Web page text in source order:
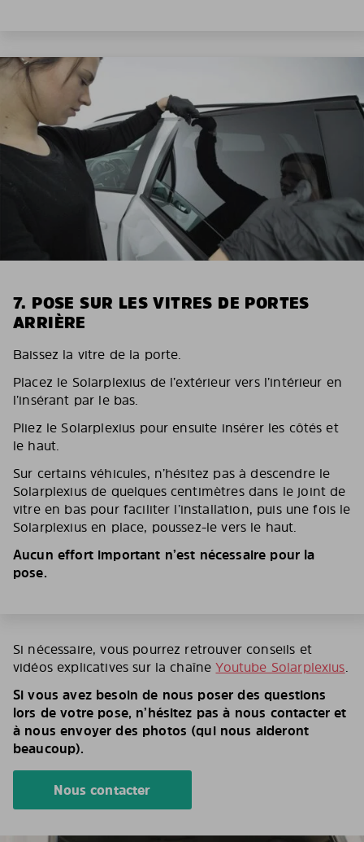
7. POSE SUR LES VITRES DE PORTES
ARRIÈRE
Baissez la vitre de la porte.
Placez le Solarplexius de l’extérieur vers l’intérieur en
l’insérant par le bas.
Pliez le Solarplexius pour ensuite insérer les côtés et
le haut.
Sur certains véhicules, n’hésitez pas à descendre le
Solarplexius de quelques centimètres dans le joint de
vitre en bas pour faciliter l’installation, puis une fois le
Solarplexius en place, poussez-le vers le haut.
Aucun effort important n’est nécessaire pour la
pose.
Si nécessaire, vous pourrez retrouver conseils et
vidéos explicatives sur la chaîneYoutube Solarplexius.
Si vous avez besoin de nous poser des questions
lors de votre pose, n’hésitez pas à nous contacter et
à nous envoyer des photos (qui nous aideront
beaucoup).
Nous contacter